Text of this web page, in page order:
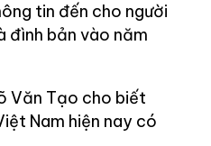
tin đến cho người
đình bản vào năm
Văn Tạo cho biết
Nam hiện nay có